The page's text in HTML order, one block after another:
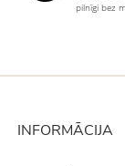
pilnīgi bez
INFORMĀCIJA